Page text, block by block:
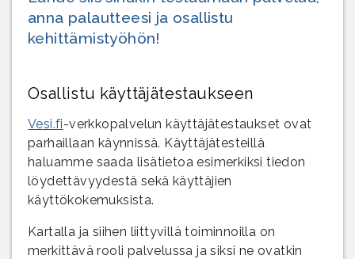
anna palautteesi ja osallistu
kehittämistyöhön!
Osallistu käyttäjätestaukseen
Vesi.fi-verkkopalvelun käyttäjätestaukset ovat
parhaillaan käynnissä. Käyttäjätesteillä
haluamme saada lisätietoa esimerkiksi tiedon
löydettävyydestä sekä käyttäjien
käyttökokemuksista.
Kartalla ja siihen liittyvillä toiminnoilla on
merkittävä rooli palvelussa ja siksi ne ovatkin